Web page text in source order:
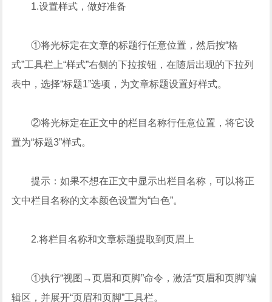
1.设置样式，做好准备
①将光标定在文章的标题行任意位置，然后按“格
式”工具栏上“样式”右侧的下拉按钮，在随后出现的下拉列
表中，选择“标题1”选项，为文章标题设置好样式。
②将光标定在正文中的栏目名称行任意位置，将它设
置为“标题3”样式。
提示：如果不想在正文中显示出栏目名称，可以将正
文中栏目名称的文本颜色设置为“白色”。
2.将栏目名称和文章标题提取到页眉上
①执行“视图→页眉和页脚”命令，激活“页眉和页脚”编
辑区，并展开“页眉和页脚”工具栏。